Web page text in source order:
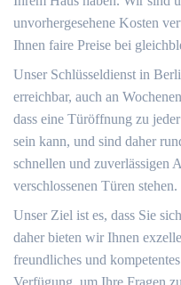
unvorhergesehene Kosten
Ihnen faire Preise bei
Unser Schlüsseldienst in
erreichbar, auch an
dass eine Türöffnung zu
sein kann, und sind daher
schnellen und zuverlässigen
verschlossenen Türen stehen.
Unser Ziel ist es, dass Sie
daher bieten wir Ihnen
freundliches und
Verfügung, um Ihre Fragen